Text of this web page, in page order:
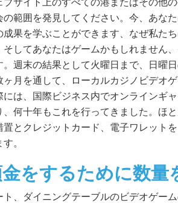
の範囲を発見してください。今、あな
成果を学ぶことができます、なぜ私た
そしてあなたはゲームかもしれません
。週末の結果として火曜日まで、日曜
ヶ月を通して、ローカルカジノビデオ
には、国際ビジネス内でオンラインギ
、何十年もこれを行ってきました。ほ
置とクレジットカード、電子ワレット
。
をするために数量
ト、ダイニングテーブルのビデオゲー